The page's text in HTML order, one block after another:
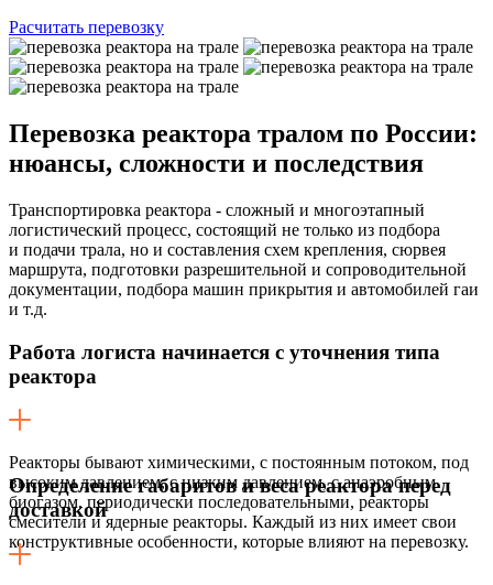
Расчитать перевозку
Перевозка реактора тралом по России:
нюансы, сложности и последствия
Транспортировка реактора - сложный и многоэтапный
логистический процесс, состоящий не только из подбора
и подачи трала, но и составления схем крепления, сюрвея
маршрута, подготовки разрешительной и сопроводительной
документации, подбора машин прикрытия и автомобилей гаи
и т.д.
Работа логиста начинается с уточнения типа
реактора
Реакторы бывают химическими, с постоянным потоком, под
высоким давлением, с низким давлением, с анаэробным
биогазом, периодически последовательными, реакторы
смесители и ядерные реакторы. Каждый из них имеет свои
конструктивные особенности, которые влияют на перевозку.
Определение габаритов и веса реактора перед
доставкой